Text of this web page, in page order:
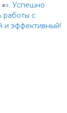
». Успешно
работы с
и эффективный!